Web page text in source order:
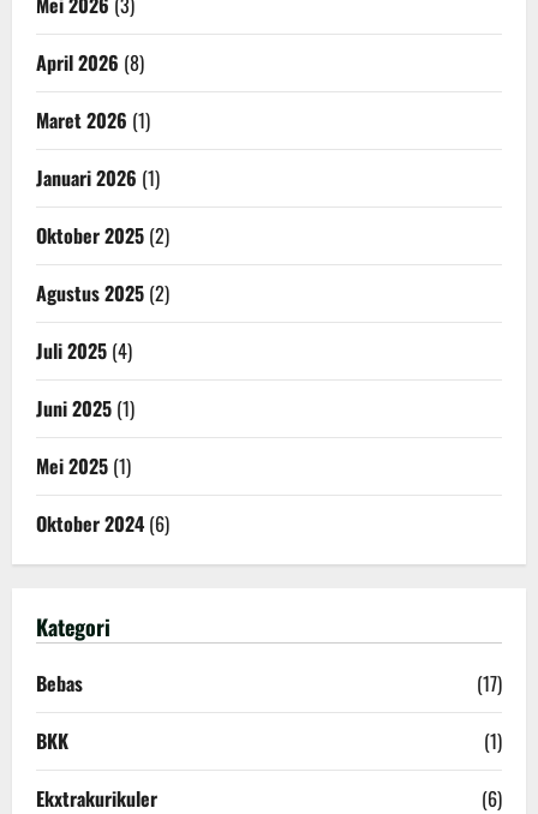
April 2026 (8)
Maret 2026 (1)
Januari 2026 (1)
Oktober 2025 (2)
Agustus 2025 (2)
Juli 2025 (4)
Juni 2025 (1)
Mei 2025 (1)
Oktober 2024 (6)
Kategori
Bebas
(17)
BKK
(1)
Ekxtrakurikuler
(6)